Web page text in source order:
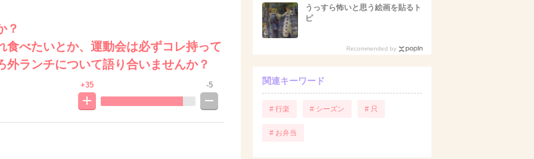
？
食べたいとか、運動会は必ずコレ持って
外ランチについて語り合いませんか？
+35 -5
うっすら怖いと思う絵画を貼るト
ピ
Recommended by
関連キーワード
# 行楽 # シーズン # 只
# お弁当